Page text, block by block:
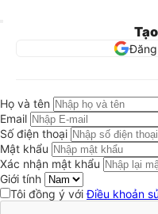
Họ và tên
Email
Số điện thoại
Mật khẩu
Xác nhận mật khẩu
Giới tính
Tôi đồng ý vớiĐiều khoản